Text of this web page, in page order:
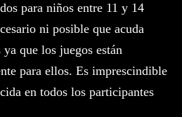
para niños entre 11 y 14
ni posible que acuda
que los juegos están
para ellos. Es imprescindible
en todos los participantes